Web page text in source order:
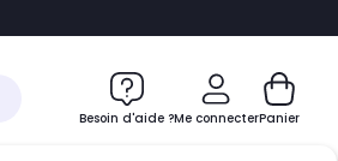
au chatbot
Besoin d'aide ?Me connecterPanier